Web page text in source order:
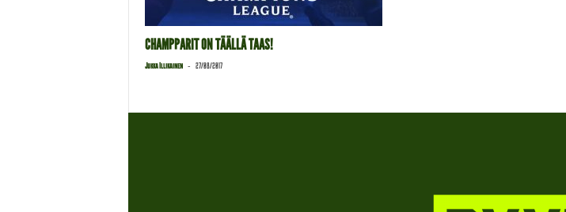
CHAMPPARIT ON TÄÄLLÄ TAAS!
Jukka Illikainen - 27/08/2017